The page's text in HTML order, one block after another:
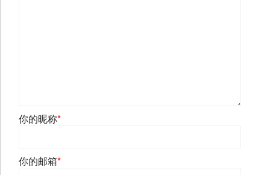
你的昵称*
你的邮箱*